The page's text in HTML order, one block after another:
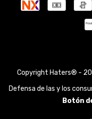
Copyright Haters® -
Defensa de las y los
Botón